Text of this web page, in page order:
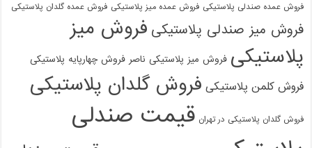
فروش عمده صندلی پلاستیکی فروش عمده میز پلاستیکی فروش عمده گلدان پلاستیکی
فروش میز صندلی پلاستیکی فروش میز
پلاستیکی فروش میز پلاستیکی ناصر فروش چهارپایه پلاستیکی
فروش کلمن پلاستیکی فروش گلدان پلاستیکی
فروش گلدان پلاستیکی در تهران قیمت صندلی